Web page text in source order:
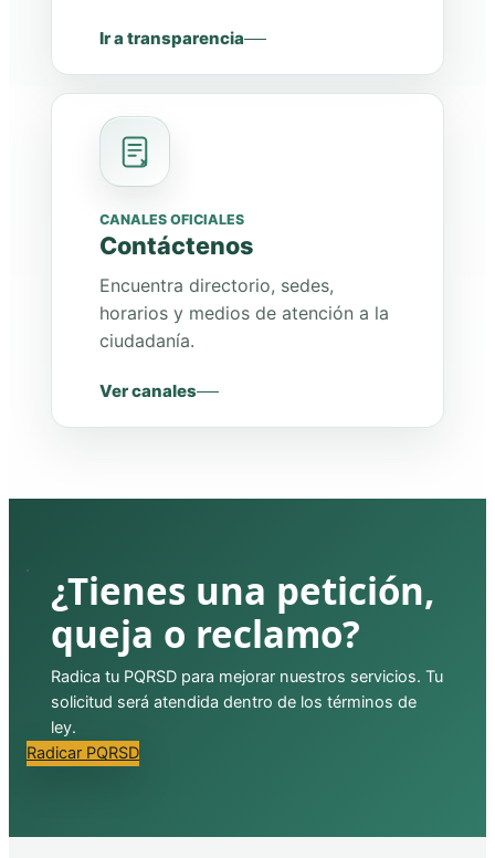
Ir a transparencia
CANALES OFICIALES
Contáctenos
Encuentra directorio, sedes,
horarios y medios de atención a la
ciudadanía.
Ver canales
¿Tienes una petición,
queja o reclamo?
Radica tu PQRSD para mejorar nuestros servicios. Tu
solicitud será atendida dentro de los términos de
ley.
Radicar PQRSD